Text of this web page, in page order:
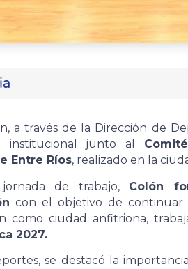
a través de la Dirección de
institucional junto al
Entre Ríos, realizado en la
de trabajo, Colón
con el objetivo de continuar
como ciudad anfitriona,
2027.
se destacó la